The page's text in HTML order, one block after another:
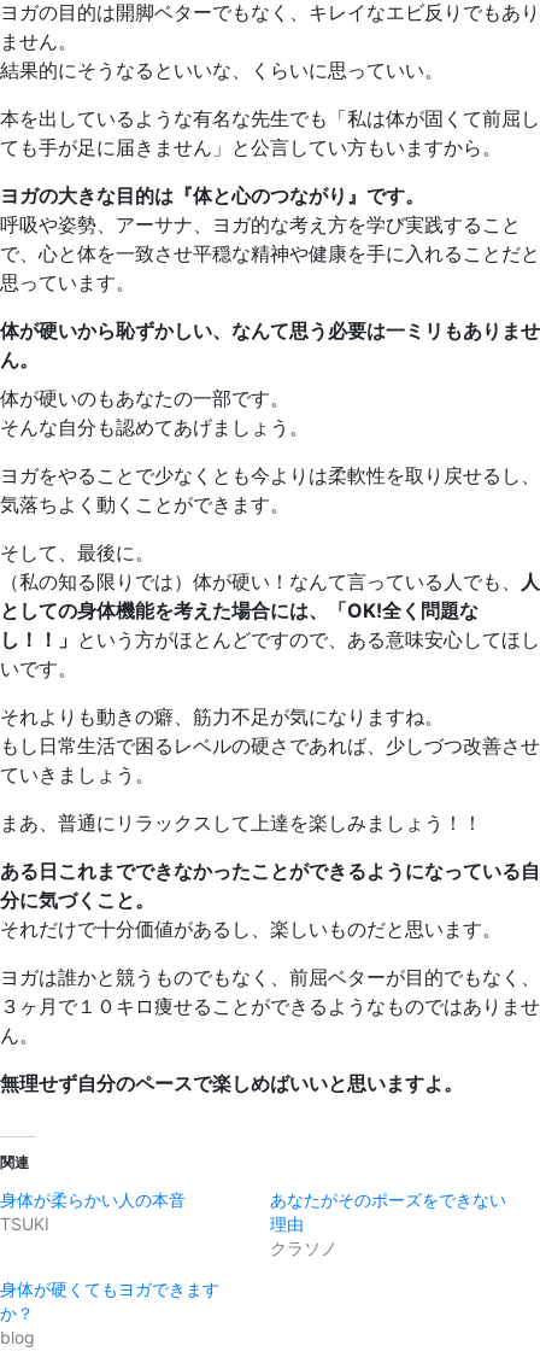
ヨガの目的は開脚ベターでもなく、キレイなエビ反りでもあり
ません。
結果的にそうなるといいな、くらいに思っていい。
本を出しているような有名な先生でも「私は体が固くて前屈し
ても手が足に届きません」と公言してい方もいますから。
ヨガの大きな目的は『体と心のつながり』です。
呼吸や姿勢、アーサナ、ヨガ的な考え方を学び実践すること
で、心と体を一致させ平穏な精神や健康を手に入れることだと
思っています。
体が硬いから恥ずかしい、なんて思う必要は一ミリもありませ
ん。
体が硬いのもあなたの一部です。
そんな自分も認めてあげましょう。
ヨガをやることで少なくとも今よりは柔軟性を取り戻せるし、
気落ちよく動くことができます。
そして、最後に。
（私の知る限りでは）体が硬い！なんて言っている人でも、 人
としての身体機能を考えた場合には、「OK!全く問題な
し！！」 という方がほとんどですので、ある意味安心してほし
いです。
それよりも動きの癖、筋力不足が気になりますね。
もし日常生活で困るレベルの硬さであれば、少しづつ改善させ
ていきましょう。
まあ、普通にリラックスして上達を楽しみましょう！！
ある日これまでできなかったことができるようになっている自
分に気づくこと。
それだけで十分価値があるし、楽しいものだと思います。
ヨガは誰かと競うものでもなく、前屈ベターが目的でもなく、
３ヶ月で１０キロ痩せることができるようなものではありませ
ん。
無理せず自分のペースで楽しめばいいと思いますよ。
関連
身体が柔らかい人の本音
TSUKI
あなたがそのポーズをできない
理由
クラソノ
身体が硬くてもヨガできます
か？
blog